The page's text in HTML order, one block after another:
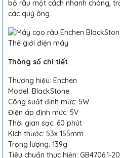
bộ râu một cách nhanh chóng,
các quý ông.
Thông số chi tiết
Thương hiệu: Enchen
Model: BlackStone
Công suất định mức: 5W
Điện áp định mức: 5V
Thời gian sạc: 60 phút
Kích thước: 53x 155mm
Trọng lượng: 139g
Tiêu chuẩn thực hiện: GB4706.1-